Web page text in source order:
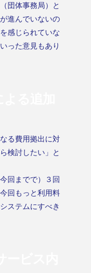
団体事務局）と
進んでいないの
感じられていな
った意見もあり
る費用拠出に対
検討したい」と
回までで）３回
回もっと利用料
ステムにすべき